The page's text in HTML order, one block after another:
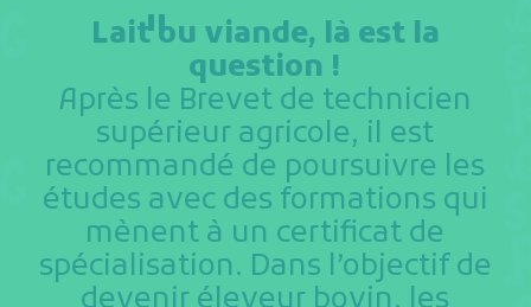
Lait ou viande, là est la
question !
Après le Brevet de technicien
supérieur agricole, il est
recommandé de poursuivre les
études avec des formations qui
mènent à un certificat de
spécialisation. Dans l’objectif de